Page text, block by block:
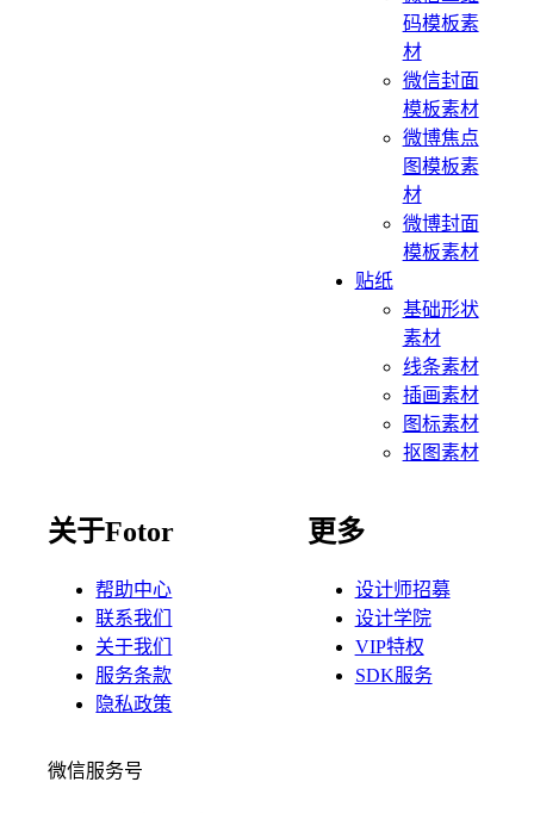
码模板素
材
微信封面
模板素材
微博焦点
图模板素
材
微博封面
模板素材
贴纸
基础形状
素材
线条素材
插画素材
图标素材
抠图素材
关于Fotor
帮助中心
联系我们
关于我们
服务条款
隐私政策
更多
设计师招募
设计学院
VIP特权
SDK服务
微信服务号